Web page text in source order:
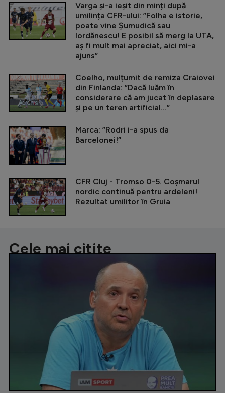
Varga și-a ieșit din minți după
umilința CFR-ului: ”Folha e istorie,
poate vine Șumudică sau
Iordănescu! E posibil să merg la UTA,
aș fi mult mai apreciat, aici mi-a
ajuns”
Coelho, mulțumit de remiza Craiovei
din Finlanda: ”Dacă luăm în
considerare că am jucat în deplasare
și pe un teren artificial...”
Marca: ”Rodri i-a spus da
Barcelonei!”
CFR Cluj - Tromso 0-5. Coșmarul
nordic continuă pentru ardeleni!
Rezultat umilitor în Gruia
Cele mai citite